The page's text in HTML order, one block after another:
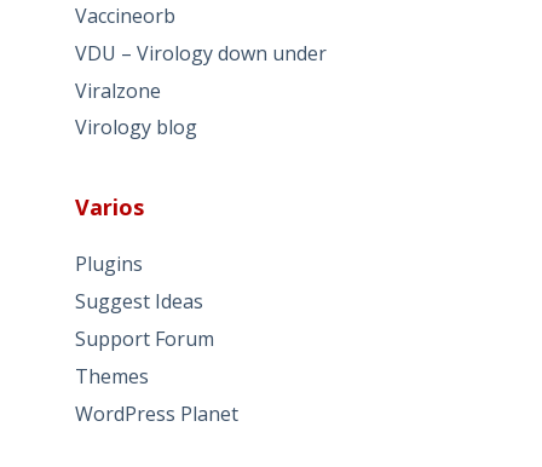
Vaccineorb
VDU – Virology down under
Viralzone
Virology blog
Varios
Plugins
Suggest Ideas
Support Forum
Themes
WordPress Planet